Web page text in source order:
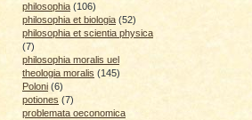
philosophia (106)
philosophia et biologia (52)
philosophia et scientia physica
(7)
philosophia moralis uel
theologia moralis (145)
Poloni (6)
potiones (7)
problemata oeconomica